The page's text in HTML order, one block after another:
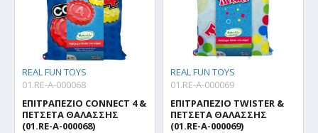
REAL FUN TOYS
01.RE-A-000068
ΕΠΙΤΡΑΠΕΖΙΟ CONNECT 4 &
ΠΕΤΣΕΤΑ ΘΑΛΑΣΣΗΣ
(01.RE-A-000068)
REAL FUN TOYS
01.RE-A-000069
ΕΠΙΤΡΑΠΕΖΙΟ TWISTER &
ΠΕΤΣΕΤΑ ΘΑΛΑΣΣΗΣ
(01.RE-A-000069)